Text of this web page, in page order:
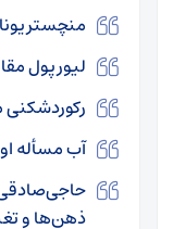
لیورپول
رکوردشکنی مصرف
آب مسأله
ذهن‌ها و